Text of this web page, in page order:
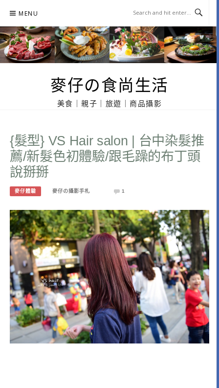
content
MENU
麥仔の食尚生活
美食｜親子｜旅遊｜商品攝影
{髮型} VS Hair salon | 台中染髮推
薦/新髮色初體驗/跟毛躁的布丁頭
說掰掰
麥仔體驗 麥仔の攝影手札 1